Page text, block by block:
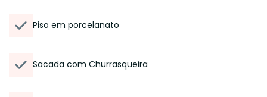
Piso em porcelanato
Sacada com Churrasqueira